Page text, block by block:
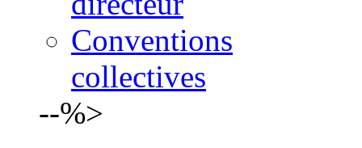
Conventions
collectives
--%>